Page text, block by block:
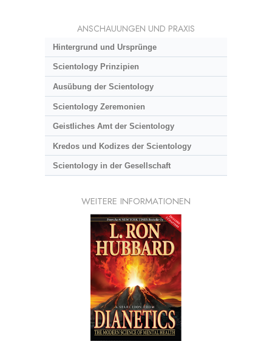
ANSCHAUUNGEN UND PRAXIS
Hintergrund und Ursprünge
Scientology Prinzipien
Ausübung der Scientology
Scientology Zeremonien
Geistliches Amt der Scientology
Kredos und Kodizes der Scientology
Scientology in der Gesellschaft
WEITERE INFORMATIONEN